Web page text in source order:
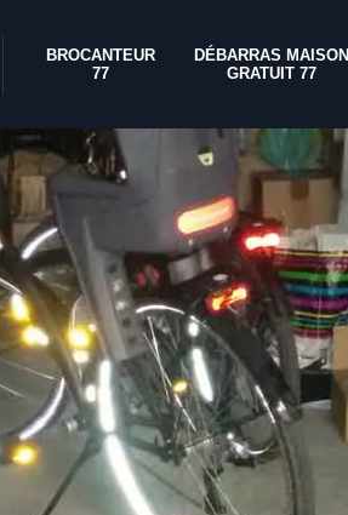
BROCANTEUR
77
DÉBARRAS MAISON
GRATUIT 77